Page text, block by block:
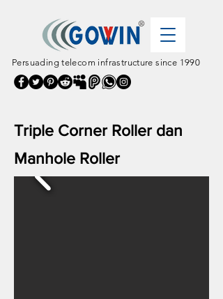
Persuading telecom infrastructure since 1990
Triple Corner Roller dan
Manhole Roller